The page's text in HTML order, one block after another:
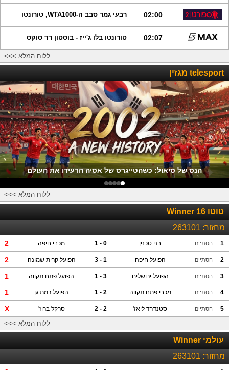
02:00 רבעי גמר סבב ה-WTA1000, טורונטו
02:07 טורונטו בלו ג'ייז - בוסטון רד סוקס
ללוח המלא >>>
telesport מגזין
הנס של סיאול: כשהטייגרס של אסיה הרעידו את העולם
ללוח המלא >>>
טוטו Winner 16
מחזור: 263101
1 הסתיים בני סכנין 0 - 1 מכבי חיפה 2
2 הסתיים הפועל חיפה 1 - 3 הפועל קרית שמונה 2
3 הסתיים הפועל ירושלים 3 - 1 הפועל פתח תקווה 1
4 הסתיים מכבי פתח תקווה 2 - 1 הפועל רמת גן 1
5 הסתיים סטנדרד ליאז' 2 - 2 סרקל ברוז' X
ללוח המלא >>>
עולמי Winner
מחזור: 263101